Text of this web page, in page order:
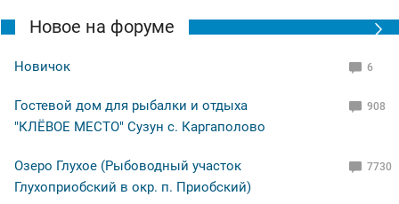
Новое на форуме
Новичок 6
Гостевой дом для рыбалки и отдыха
"КЛЁВОЕ МЕСТО" Сузун с. Каргаполово
908
Озеро Глухое (Рыбоводный участок
Глухоприобский в окр. п. Приобский)
7730